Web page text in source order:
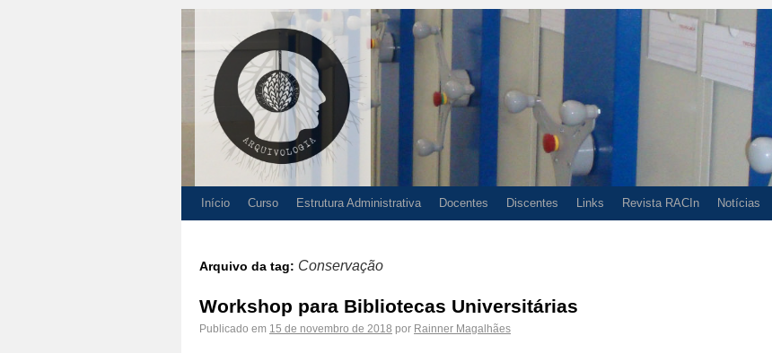
Início Curso Estrutura Administrativa Docentes Discentes Links Revista RACIn Notícias
Arquivo da tag: Conservação
Workshop para Bibliotecas Universitárias
Publicado em 15 de novembro de 2018 por Rainner Magalhães